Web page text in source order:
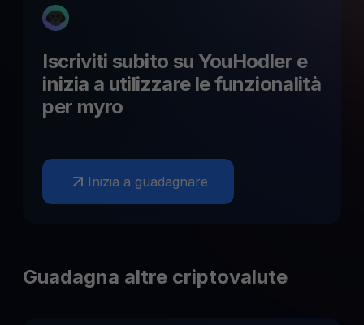
Iscriviti subito su YouHodler e
inizia a utilizzare le funzionalità
per myro
Inizia a guadagnare
Guadagna altre criptovalute